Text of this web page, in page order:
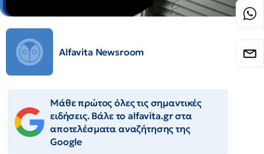
Alfavita Newsroom
Μάθε πρώτος όλες τις σημαντικές
ειδήσεις. Βάλε το alfavita.gr στα
αποτελέσματα αναζήτησης της
Google